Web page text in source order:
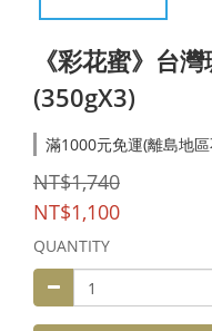
《彩花蜜》台
(350gX3)
滿1000元免運(離島地
NT$1,740
NT$1,100
QUANTITY